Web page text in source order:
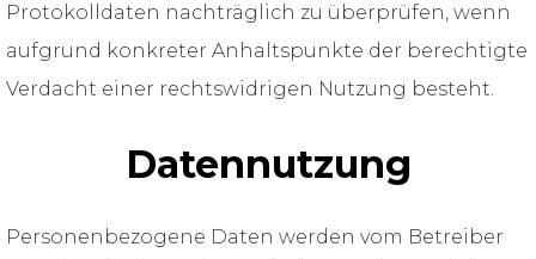
Protokolldaten nachträglich zu überprüfen, wenn
aufgrund konkreter Anhaltspunkte der berechtigte
Verdacht einer rechtswidrigen Nutzung besteht.
Datennutzung
Personenbezogene Daten werden vom Betreiber